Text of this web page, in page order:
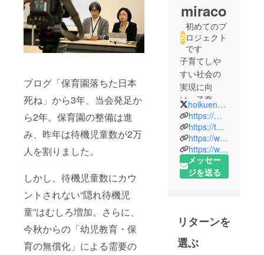
ブログ「保育園落ちた日本
死ね」から3年、当会発足か
ら2年。保育園の整備は進
み、昨年は待機児童数が2万
人を割りました。
しかし、待機児童数にカウ
ントされない“隠れ待機児
童”はむしろ増加。さらに、
今秋からの「幼児教育・保
育の無償化」による需要の
miraco
初めてのプ
ロジェクト
です
子育てしや
すい社会の
実現に向
け、子育て
当事者の声
を見える化
し、集め、
政治や行政
に働き掛け
る市民団体
たい」によ
る待機児童
解消への活
hoikuenhairitai
https://miraco-net.com/
https://twitter.com/hoikuenhairitai
https://www.facebook.com/hoikuenhairitai/
https://www.instagram.com/miraco_net/
メッセー
ジを送る
リターンを
選ぶ